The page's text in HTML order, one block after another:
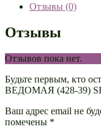
Отзывы (0)
Отзывы
Отзывов пока нет.
Будьте первым, кто
ВЕДОМАЯ (428-39)
Ваш адрес email не
помечены *